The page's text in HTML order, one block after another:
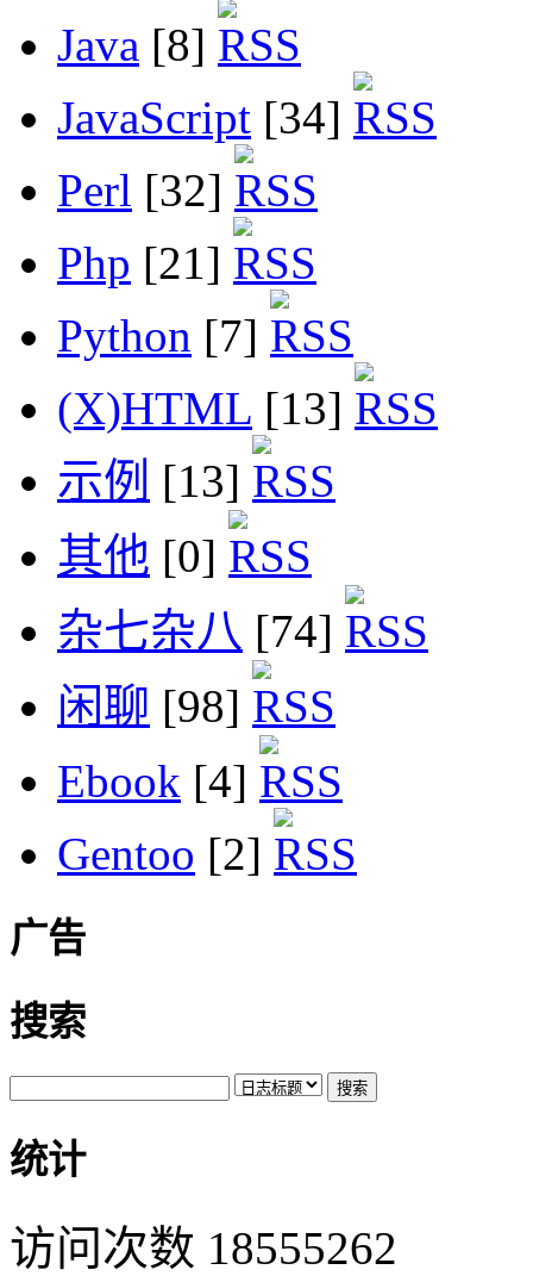
Java [8]
JavaScript [34]
Perl [32]
Php [21]
Python [7]
(X)HTML [13]
示例 [13]
其他 [0]
杂七杂八 [74]
闲聊 [98]
Ebook [4]
Gentoo [2]
广告
搜索
统计
访问次数 18555262